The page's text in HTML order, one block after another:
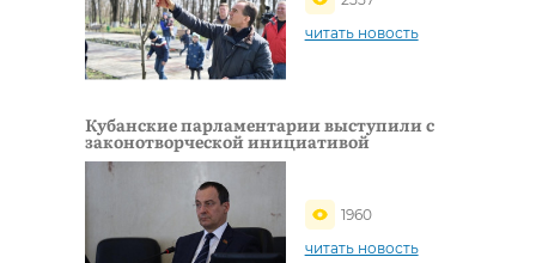
читать новость
Кубанские парламентарии выступили с
законотворческой инициативой
1960
читать новость